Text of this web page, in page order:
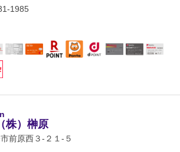
1985
株）榊原
前原西３-２１-５